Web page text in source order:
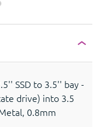
SSD to 3.5'' bay -
drive) into 3.5
0.8mm